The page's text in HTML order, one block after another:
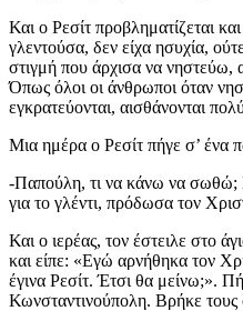
Και ο Ρεσίτ προβληματίζεται
γλεντούσα, δεν είχα ησυχία,
στιγμή που άρχισα να νηστεύω,
Όπως όλοι οι άνθρωποι όταν
εγκρατεύονται, αισθάνονται
Μια ημέρα ο Ρεσίτ πήγε σ’ ένα
-Παπούλη, τι να κάνω να σωθώ;
για το γλέντι, πρόδωσα τον
Και ο ιερέας, τον έστειλε στο
και είπε: «Εγώ αρνήθηκα τον
έγινα Ρεσίτ. Έτσι θα μείνω;».
Κωνσταντινούπολη. Βρήκε τους